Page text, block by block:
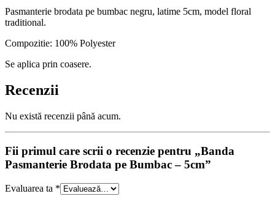
Pasmanterie brodata pe bumbac negru, latime 5cm, model floral
traditional.
Compozitie: 100% Polyester
Se aplica prin coasere.
Recenzii
Nu există recenzii până acum.
Fii primul care scrii o recenzie pentru „Banda
Pasmanterie Brodata pe Bumbac – 5cm”
Evaluarea ta *